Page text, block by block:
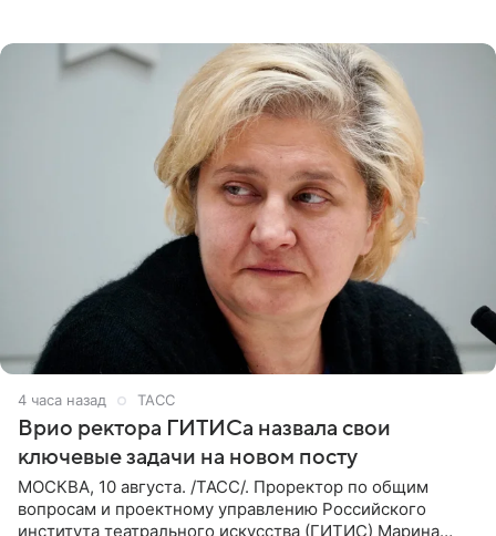
4 часа назад ТАСС
Врио ректора ГИТИСа назвала свои
ключевые задачи на новом посту
МОСКВА, 10 августа. /ТАСС/. Проректор по общим
вопросам и проектному управлению Российского
института театрального искусства (ГИТИС) Марина